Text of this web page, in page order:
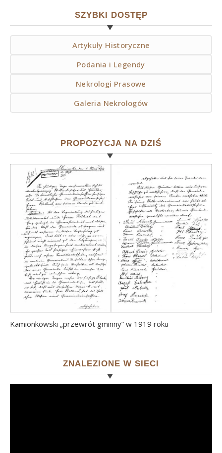
SZYBKI DOSTĘP
Artykuły Historyczne
Podania i Legendy
Nekrologi Prasowe
Galeria Nekrologów
PROPOZYCJA NA DZIŚ
Kamionkowski „przewrót gminny” w 1919 roku
ZNALEZIONE W SIECI